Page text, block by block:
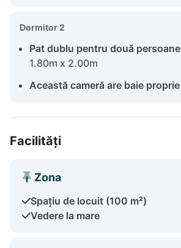
Dormitor 2
Pat dublu pentru două persoane
1.80m x 2.00m
Această cameră are baie proprie
Facilități
Zona
Spațiu de locuit (100 m²)
Vedere la mare